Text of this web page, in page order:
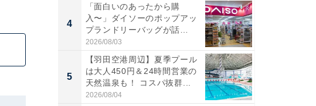
4
「面白いのあったから購
入〜」ダイソーのポップアッ
プランドリーバッグが話
題。“さま...
2026/08/03
5
【羽田空港周辺】夏季プール
は大人450円＆24時間営業の
天然温泉も！ コスパ抜群...
2026/08/04